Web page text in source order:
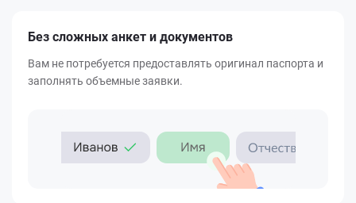
Без сложных анкет и документов
Вам не потребуется предоставлять оригинал паспорта и
заполнять объемные заявки.